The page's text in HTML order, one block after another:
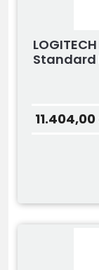
Standard
11.404,00